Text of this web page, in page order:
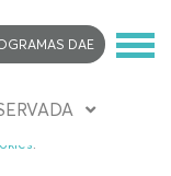
analíticos e
.
DAE